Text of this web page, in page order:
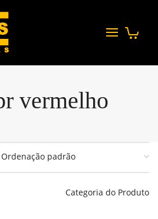
vermelho
Categoria do Produto